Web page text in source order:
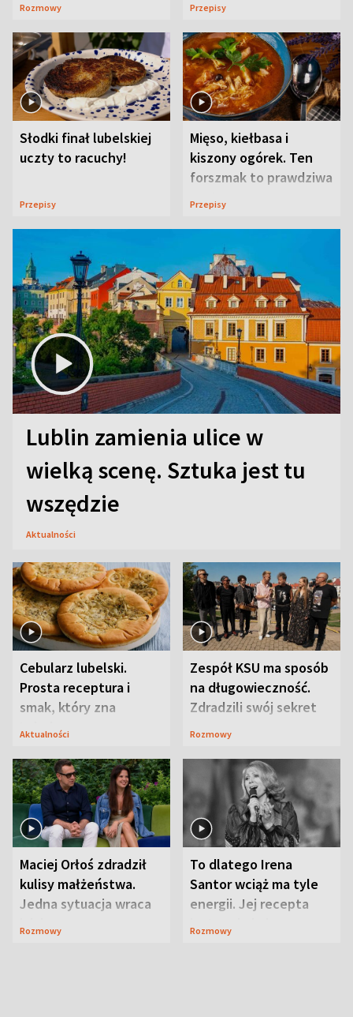
Rozmowy Przepisy
Słodki finał lubelskiej
uczty to racuchy!
Przepisy
Mięso, kiełbasa i
kiszony ogórek. Ten
forszmak to prawdziwa
uczta
Przepisy
Lublin zamienia ulice w
wielką scenę. Sztuka jest tu
wszędzie
Aktualności
Cebularz lubelski.
Prosta receptura i
smak, który zna
Lubelszczyzna
Aktualności
Zespół KSU ma sposób
na długowieczność.
Zdradzili swój sekret
Rozmowy
Maciej Orłoś zdradził
kulisy małżeństwa.
Jedna sytuacja wraca
jak bumerang
Rozmowy
To dlatego Irena
Santor wciąż ma tyle
energii. Jej recepta
jest zaskakująco
Rozmowy